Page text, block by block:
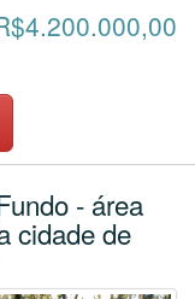
- área
cidade de